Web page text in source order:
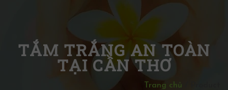
TẮM TRẮNG AN TOÀN
TẠI CẦN THƠ
Trang chủ